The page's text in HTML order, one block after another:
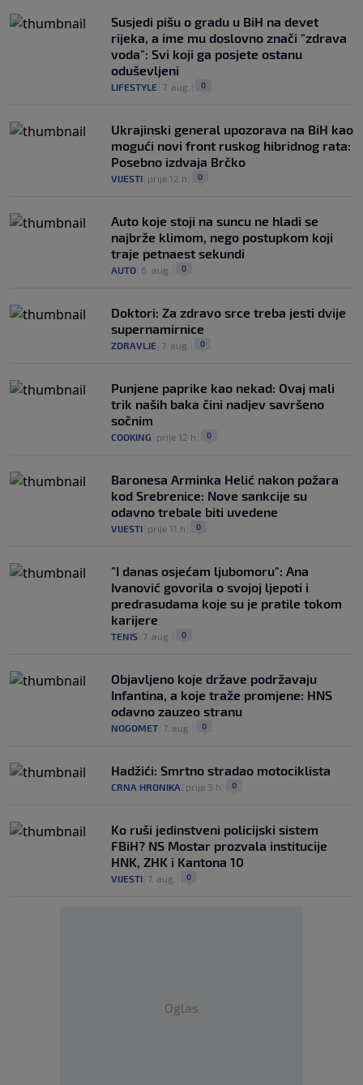
Susjedi pišu o gradu u BiH na devet
rijeka, a ime mu doslovno znači "zdrava
voda": Svi koji ga posjete ostanu
oduševljeni
LIFESTYLE 7. aug. 0
Ukrajinski general upozorava na BiH kao
mogući novi front ruskog hibridnog rata:
Posebno izdvaja Brčko
VIJESTI prije 12 h 0
Auto koje stoji na suncu ne hladi se
najbrže klimom, nego postupkom koji
traje petnaest sekundi
AUTO 6. aug. 0
Doktori: Za zdravo srce treba jesti dvije
supernamirnice
ZDRAVLJE 7. aug. 0
Punjene paprike kao nekad: Ovaj mali
trik naših baka čini nadjev savršeno
sočnim
COOKING prije 12 h 0
Baronesa Arminka Helić nakon požara
kod Srebrenice: Nove sankcije su
odavno trebale biti uvedene
VIJESTI prije 11 h 0
"I danas osjećam ljubomoru": Ana
Ivanović govorila o svojoj ljepoti i
predrasudama koje su je pratile tokom
karijere
TENIS 7. aug. 0
Objavljeno koje države podržavaju
Infantina, a koje traže promjene: HNS
odavno zauzeo stranu
NOGOMET 7. aug. 0
Hadžići: Smrtno stradao motociklista
CRNA HRONIKA prije 3 h 0
Ko ruši jedinstveni policijski sistem
FBiH? NS Mostar prozvala institucije
HNK, ZHK i Kantona 10
VIJESTI 7. aug. 0
Oglas